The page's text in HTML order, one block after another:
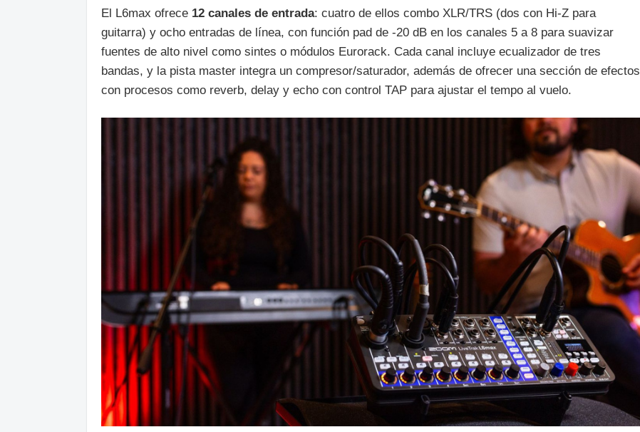
El L6max ofrece 12 canales de entrada: cuatro de ellos combo XLR/TRS (dos con Hi-Z para
guitarra) y ocho entradas de línea, con función pad de -20 dB en los canales 5 a 8 para suavizar
fuentes de alto nivel como sintes o módulos Eurorack. Cada canal incluye ecualizador de tres
bandas, y la pista master integra un compresor/saturador, además de ofrecer una sección de efectos
con procesos como reverb, delay y echo con control TAP para ajustar el tempo al vuelo.